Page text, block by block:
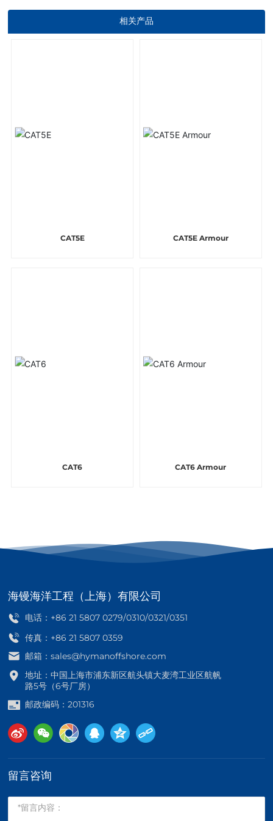
相关产品
CAT5E CAT5E Armour
CAT6 CAT6 Armour
海镘海洋工程（上海）有限公司
电话： +86 21 5807 0279/0310/0321/0351
传真：+86 21 5807 0359
邮箱：sales@hymanoffshore.com
地址：中国上海市浦东新区航头镇大麦湾工业区航帆
路5号（6号厂房）
邮政编码：201316
留言咨询